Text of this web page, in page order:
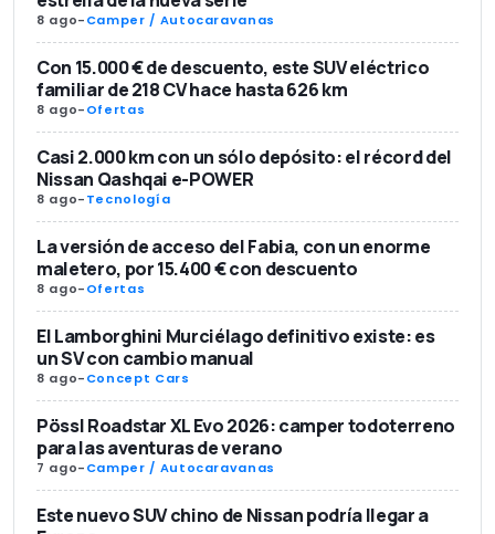
8 ago-Camper / Autocaravanas
Con 15.000 € de descuento, este SUV eléctrico
familiar de 218 CV hace hasta 626 km
8 ago-Ofertas
Casi 2.000 km con un sólo depósito: el récord del
Nissan Qashqai e-POWER
8 ago-Tecnología
La versión de acceso del Fabia, con un enorme
maletero, por 15.400 € con descuento
8 ago-Ofertas
El Lamborghini Murciélago definitivo existe: es
un SV con cambio manual
8 ago-Concept Cars
Pössl Roadstar XL Evo 2026: camper todoterreno
para las aventuras de verano
7 ago-Camper / Autocaravanas
Este nuevo SUV chino de Nissan podría llegar a